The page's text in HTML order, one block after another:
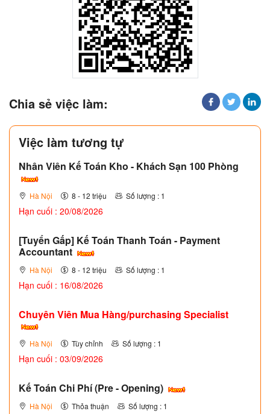
Chia sẻ việc làm:
Việc làm tương tự
Nhân Viên Kế Toán Kho - Khách Sạn 100 Phòng
Hà Nội 8 - 12 triệu Số lượng : 1
Hạn cuối : 20/08/2026
[Tuyển Gấp] Kế Toán Thanh Toán - Payment
Accountant
Hà Nội 8 - 12 triệu Số lượng : 1
Hạn cuối : 16/08/2026
Chuyên Viên Mua Hàng/purchasing Specialist
Hà Nội Tùy chỉnh Số lượng : 1
Hạn cuối : 03/09/2026
Kế Toán Chi Phí (Pre - Opening)
Hà Nội Thỏa thuận Số lượng : 1